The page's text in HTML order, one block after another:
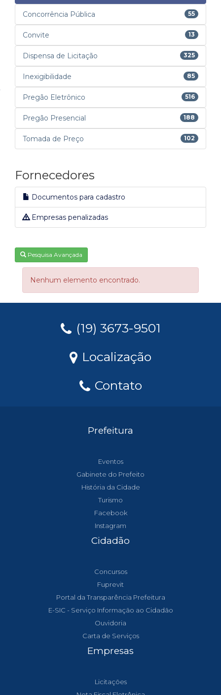
Concorrência Pública 55
Convite 13
Dispensa de Licitação 325
Inexigibilidade 85
Pregão Eletrônico 516
Pregão Presencial 188
Tomada de Preço 102
Fornecedores
Documentos para cadastro
Empresas penalizadas
Pesquisa Avançada
Nenhum elemento encontrado.
(19) 3673-9501
Localização
Contato
Prefeitura
Eventos
Gabinete do Prefeito
História da Cidade
Turismo
Facebook
Instagram
Cidadão
Concursos
Fuprevit
Portal da Transparência Prefeitura
E-SIC - Serviço Informação ao Cidadão
Ouvidoria
Carta de Serviços
Empresas
Licitações